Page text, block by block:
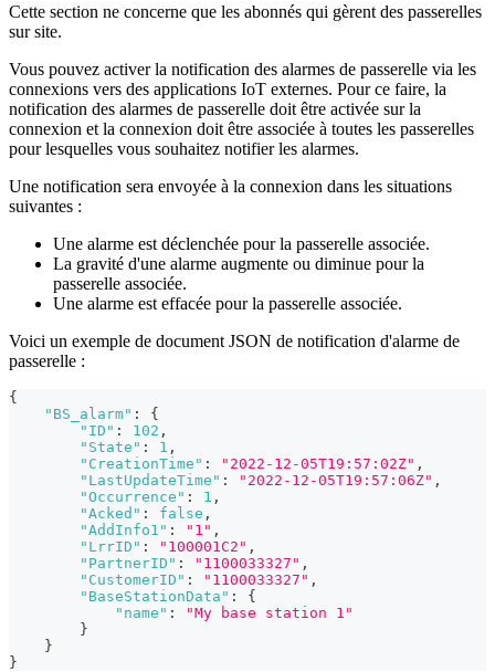
Cette section ne concerne que les abonnés qui gèrent des passerelles
sur site.
Vous pouvez activer la notification des alarmes de passerelle via les
connexions vers des applications IoT externes. Pour ce faire, la
notification des alarmes de passerelle doit être activée sur la
connexion et la connexion doit être associée à toutes les passerelles
pour lesquelles vous souhaitez notifier les alarmes.
Une notification sera envoyée à la connexion dans les situations
suivantes :
Une alarme est déclenchée pour la passerelle associée.
La gravité d'une alarme augmente ou diminue pour la
passerelle associée.
Une alarme est effacée pour la passerelle associée.
Voici un exemple de document JSON de notification d'alarme de
passerelle :
{
"BS_alarm" :
{
"ID" : 102 ,
"State" : 1 ,
"CreationTime" : "2022-12-05T19:57:02Z" ,
"LastUpdateTime" : "2022-12-05T19:57:06Z" ,
"Occurrence" : 1 ,
"Acked" : false ,
"AddInfo1" : "1" ,
"LrrID" : "100001C2" ,
"PartnerID" : "1100033327" ,
"CustomerID" : "1100033327" ,
"BaseStationData" :
{
"name" :
"My base station 1"
}
}
}